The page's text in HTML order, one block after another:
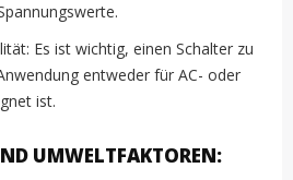
Es ist wichtig, einen Schalter zu
entweder für AC- oder
ist.
UMWELTFAKTOREN: